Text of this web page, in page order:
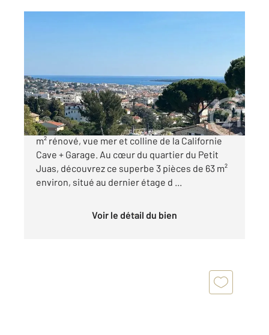
Appartement F3 à vendre
489 000 €
Cannes Petit Juas Dernier étage, 3 pièces 63
m² rénové, vue mer et colline de la Californie
Cave + Garage. Au cœur du quartier du Petit
Juas, découvrez ce superbe 3 pièces de 63 m²
environ, situé au dernier étage d ...
Voir le détail du bien